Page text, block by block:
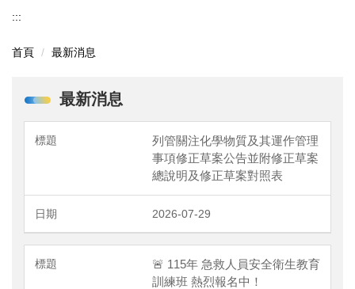
:::
首頁 最新消息
最新消息
列管關注化學物質及其運作管理
事項修正草案公告並附修正草案
總說明及修正草案對照表
2026-07-29
🚨 115年 急救人員安全衛生教育
訓練班 熱烈報名中！